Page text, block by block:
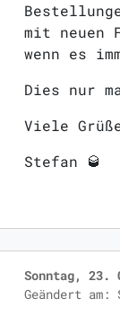
mit neuen
wenn es
Dies nur
Viele
Stefan 🥃
Sonntag, 23.
Geändert